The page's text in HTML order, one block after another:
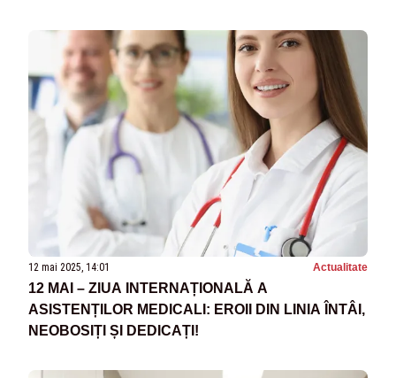
12 mai 2025, 14:01 Actualitate
12 MAI – ZIUA INTERNAȚIONALĂ A
ASISTENȚILOR MEDICALI: EROII DIN LINIA ÎNTÂI,
NEOBOSIȚI ȘI DEDICAȚI!